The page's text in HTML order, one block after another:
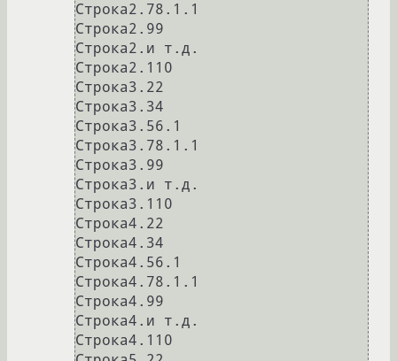
Строка2.78.1.1
Строка2.99
Строка2.и т.д.
Строка2.110
Строка3.22
Строка3.34
Строка3.56.1
Строка3.78.1.1
Строка3.99
Строка3.и т.д.
Строка3.110
Строка4.22
Строка4.34
Строка4.56.1
Строка4.78.1.1
Строка4.99
Строка4.и т.д.
Строка4.110